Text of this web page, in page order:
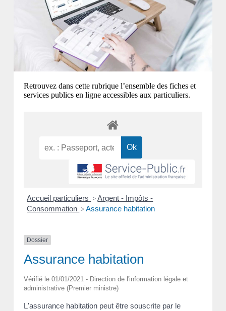
Retrouvez dans cette rubrique l’ensemble des fiches et
services publics en ligne accessibles aux particuliers.
Accueil particuliers > Argent - Impôts -
Consommation > Assurance habitation
Dossier
Assurance habitation
Vérifié le 01/01/2021 - Direction de l'information légale et
administrative (Premier ministre)
L'assurance habitation peut être souscrite par le